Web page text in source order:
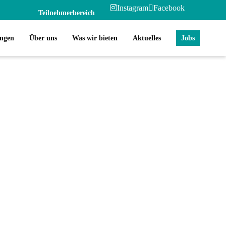
Instagram Facebook
Teilnehmerbereich
Über uns Was wir bieten Aktuelles Jobs